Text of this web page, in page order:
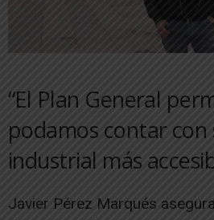
“El Plan General
podamos contar con
industrial más
Javier Pérez Marqués